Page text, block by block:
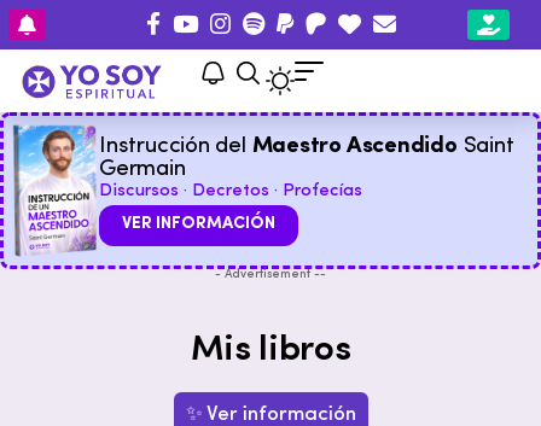
Instrucción del Maestro Ascendido Saint
Germain
Discursos · Decretos · Profecías
VER INFORMACIÓN
- Advertisement --
Mis libros
✨ Ver información